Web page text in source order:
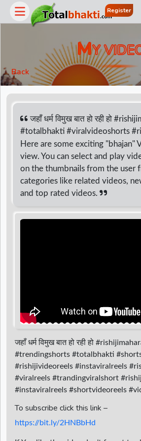
Register
MY
Back
जहाँ धर्म विमुख बात हो रही हो
#totalbhakti #viralvideoshorts
Here are some exciting "bhajan"
view. You can select and play
on the thumbnails from the user
categories like related videos,
and top rated videos.
जहाँ धर्म विमुख बात हो रही हो
#trendingshorts #totalbhakti
#rishijivideoreels #instaviralreels
#viralreels #trandingviralshort
#instaviralreels #shortvideoreels
To subscribe click this link –
https://bit.ly/2HNBbHd